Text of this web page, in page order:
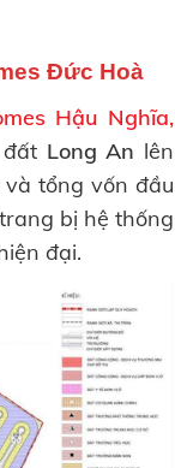
Đức Hoà
Hậu Nghĩa,
Long An lên
tổng vốn đầu
bị hệ thống
đại.